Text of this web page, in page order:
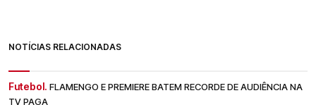
NOTÍCIAS RELACIONADAS
Futebol. FLAMENGO E PREMIERE BATEM RECORDE DE AUDIÊNCIA NA
TV PAGA